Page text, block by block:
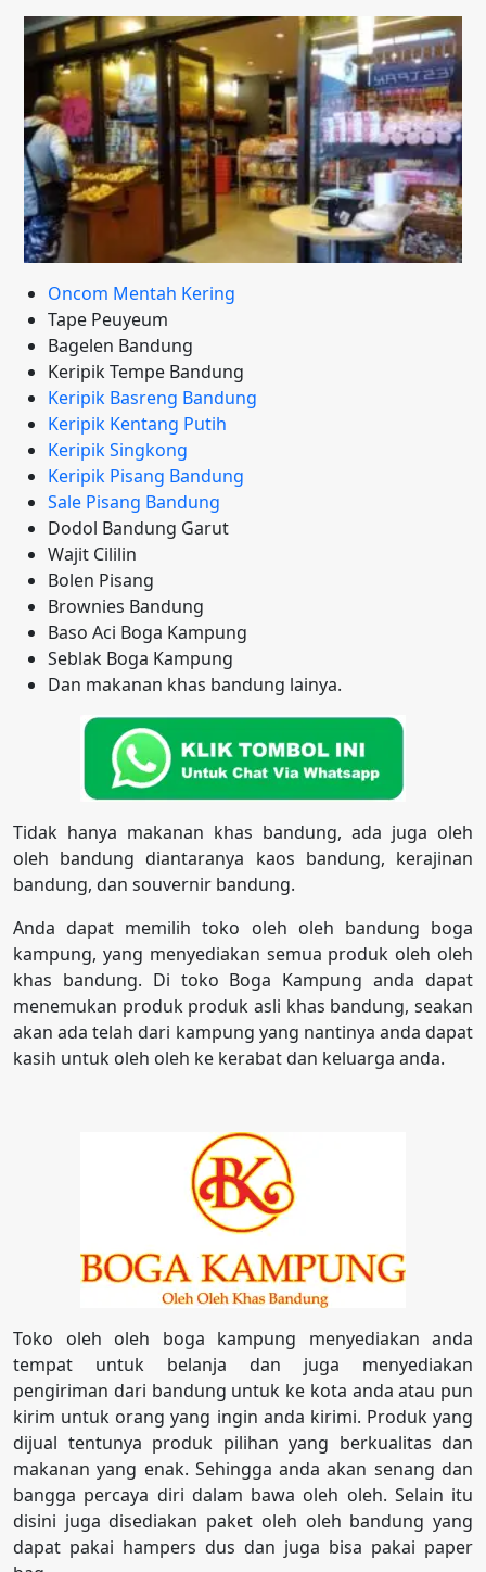
Oncom Mentah Kering
Tape Peuyeum
Bagelen Bandung
Keripik Tempe Bandung
Keripik Basreng Bandung
Keripik Kentang Putih
Keripik Singkong
Keripik Pisang Bandung
Sale Pisang Bandung
Dodol Bandung Garut
Wajit Cililin
Bolen Pisang
Brownies Bandung
Baso Aci Boga Kampung
Seblak Boga Kampung
Dan makanan khas bandung lainya.
Tidak hanya makanan khas bandung, ada juga oleh
oleh bandung diantaranya kaos bandung, kerajinan
bandung, dan souvernir bandung.
Anda dapat memilih toko oleh oleh bandung boga
kampung, yang menyediakan semua produk oleh oleh
khas bandung. Di toko Boga Kampung anda dapat
menemukan produk produk asli khas bandung, seakan
akan ada telah dari kampung yang nantinya anda dapat
kasih untuk oleh oleh ke kerabat dan keluarga anda.
Toko oleh oleh boga kampung menyediakan anda
tempat untuk belanja dan juga menyediakan
pengiriman dari bandung untuk ke kota anda atau pun
kirim untuk orang yang ingin anda kirimi. Produk yang
dijual tentunya produk pilihan yang berkualitas dan
makanan yang enak. Sehingga anda akan senang dan
bangga percaya diri dalam bawa oleh oleh. Selain itu
disini juga disediakan paket oleh oleh bandung yang
dapat pakai hampers dus dan juga bisa pakai paper